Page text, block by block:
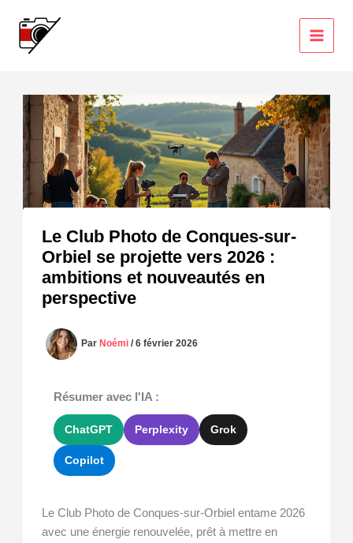
contenu
Le Club Photo de Conques-sur-
Orbiel se projette vers 2026 :
ambitions et nouveautés en
perspective
ParNoémi/6 février 2026
Résumer avec l'IA :
ChatGPT Perplexity Grok
Copilot
Le Club Photo de Conques-sur-Orbiel entame 2026
avec une énergie renouvelée, prêt à mettre en